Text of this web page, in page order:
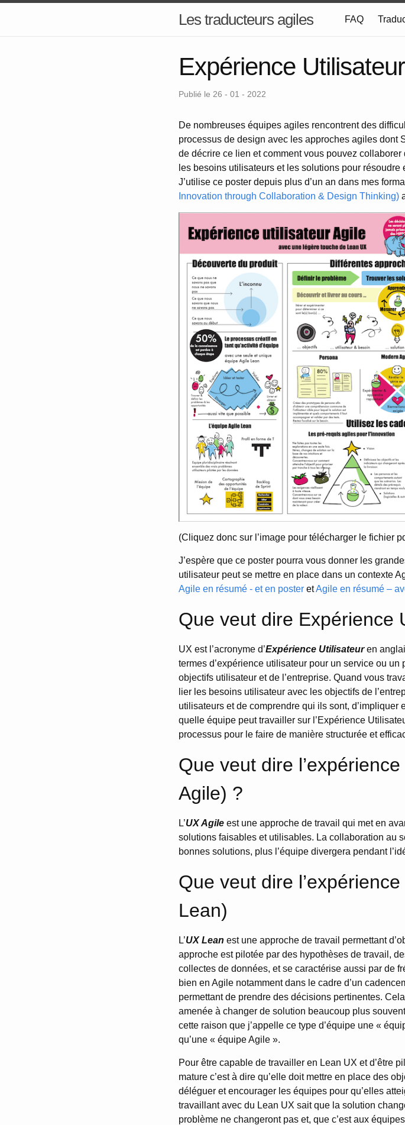
Les traducteurs agiles FAQ
Expérience
Publié le 26 - 01 - 2022
De nombreuses équipes agiles rencontrent des
processus de design avec les approches agiles dont
de décrire ce lien et comment vous pouvez
les besoins utilisateurs et les solutions pour
J’utilise ce poster depuis plus d’un an dans mes
Innovation through Collaboration & Design Thinking)
(Cliquez donc sur l’image pour télécharger le fichier
J’espère que ce poster pourra vous donner les
utilisateur peut se mettre en place dans un contexte
Agile en résumé - et en poster etAgile en résumé –
Que veut dire Expérience
UX est l’acronyme d’Expérience Utilisateuren
termes d’expérience utilisateur pour un service ou
objectifs utilisateur et de l’entreprise. Quand vous
lier les besoins utilisateur avec les objectifs de
utilisateurs et de comprendre qui ils sont, d’impliquer
quelle équipe peut travailler sur l’Expérience
processus pour le faire de manière structurée et
Que veut dire
Agile) ?
L’UX Agile est une approche de travail qui met en
solutions faisables et utilisables. La collaboration au
bonnes solutions, plus l’équipe divergera pendant
Que veut dire
Lean)
L’UX Lean est une approche de travail permettant
approche est pilotée par des hypothèses de travail,
collectes de données, et se caractérise aussi par de
bien en Agile notamment dans le cadre d’un
permettant de prendre des décisions pertinentes.
amenée à changer de solution beaucoup plus
cette raison que j’appelle ce type d’équipe une «
qu’une « équipe Agile ».
Pour être capable de travailler en Lean UX et d’être
mature c’est à dire qu’elle doit mettre en place des
déléguer et encourager les équipes pour qu’elles
travaillant avec du Lean UX sait que la solution
problème ne changeront pas et, que c’est aux